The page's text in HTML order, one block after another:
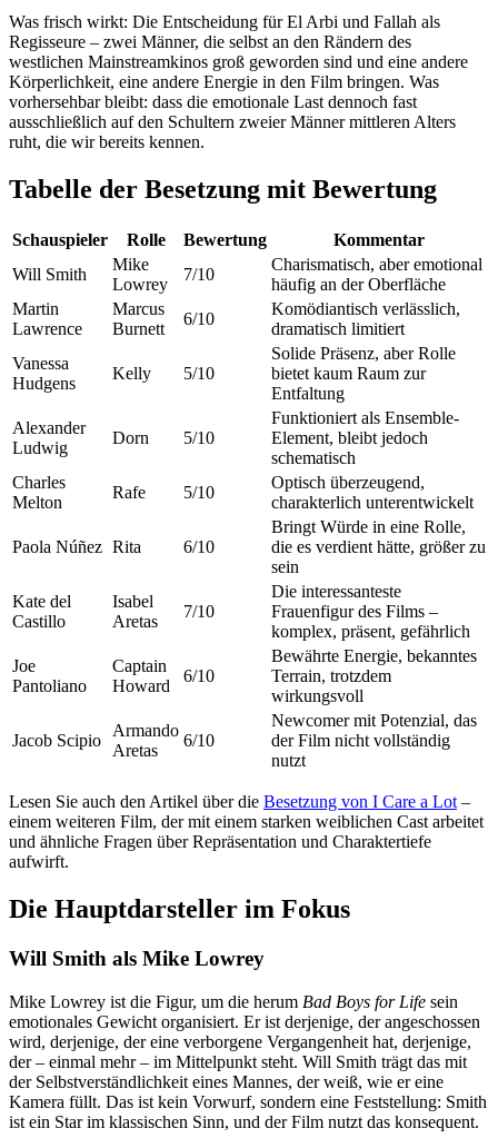
Was frisch wirkt: Die Entscheidung für El Arbi und Fallah als
Regisseure – zwei Männer, die selbst an den Rändern des
westlichen Mainstreamkinos groß geworden sind und eine andere
Körperlichkeit, eine andere Energie in den Film bringen. Was
vorhersehbar bleibt: dass die emotionale Last dennoch fast
ausschließlich auf den Schultern zweier Männer mittleren Alters
ruht, die wir bereits kennen.
Tabelle der Besetzung mit Bewertung
Schauspieler Rolle Bewertung
Kommentar
Will Smith
Mike
Lowrey
7/10
Charismatisch, aber emotional
häufig an der Oberfläche
Martin
Lawrence
Marcus
Burnett
6/10
Komödiantisch verlässlich,
dramatisch limitiert
Vanessa
Hudgens
Kelly 5/10
Solide Präsenz, aber Rolle
bietet kaum Raum zur
Entfaltung
Alexander
Ludwig
Dorn 5/10
Funktioniert als Ensemble-
Element, bleibt jedoch
schematisch
Charles
Melton
Rafe 5/10
Optisch überzeugend,
charakterlich unterentwickelt
Paola Núñez Rita 6/10
Bringt Würde in eine Rolle,
die es verdient hätte, größer zu
sein
Kate del
Castillo
Isabel
Aretas
7/10
Die interessanteste
Frauenfigur des Films –
komplex, präsent, gefährlich
Joe
Pantoliano
Captain
Howard
6/10
Bewährte Energie, bekanntes
Terrain, trotzdem
wirkungsvoll
Jacob Scipio
Armando
Aretas
6/10
Newcomer mit Potenzial, das
der Film nicht vollständig
nutzt
Lesen Sie auch den Artikel über die Besetzung von I Care a Lot –
einem weiteren Film, der mit einem starken weiblichen Cast arbeitet
und ähnliche Fragen über Repräsentation und Charaktertiefe
aufwirft.
Die Hauptdarsteller im Fokus
Will Smith als Mike Lowrey
Mike Lowrey ist die Figur, um die herum Bad Boys for Life sein
emotionales Gewicht organisiert. Er ist derjenige, der angeschossen
wird, derjenige, der eine verborgene Vergangenheit hat, derjenige,
der – einmal mehr – im Mittelpunkt steht. Will Smith trägt das mit
der Selbstverständlichkeit eines Mannes, der weiß, wie er eine
Kamera füllt. Das ist kein Vorwurf, sondern eine Feststellung: Smith
ist ein Star im klassischen Sinn, und der Film nutzt das konsequent.